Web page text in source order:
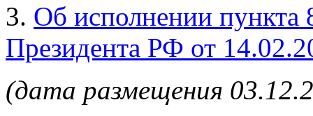
3. Об исполнении пункта
Президента РФ от
(дата размещения